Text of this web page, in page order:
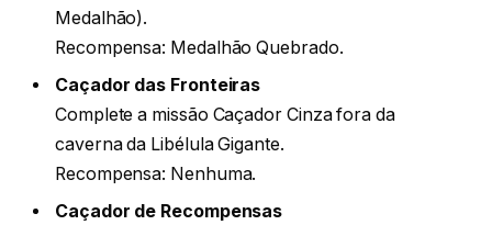
Medalhão).
Recompensa: Medalhão Quebrado.
Caçador das Fronteiras
Complete a missão Caçador Cinza fora da
caverna da Libélula Gigante.
Recompensa: Nenhuma.
Caçador de Recompensas